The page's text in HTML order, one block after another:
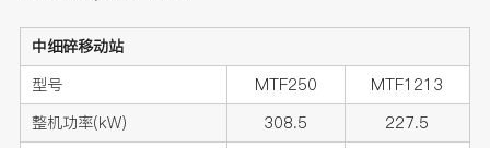
中细碎移动站
型号
MTF250
MTF1213
整机功率(kW)
308.5
227.5